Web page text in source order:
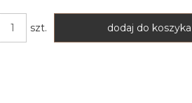
szt. dodaj do koszyka